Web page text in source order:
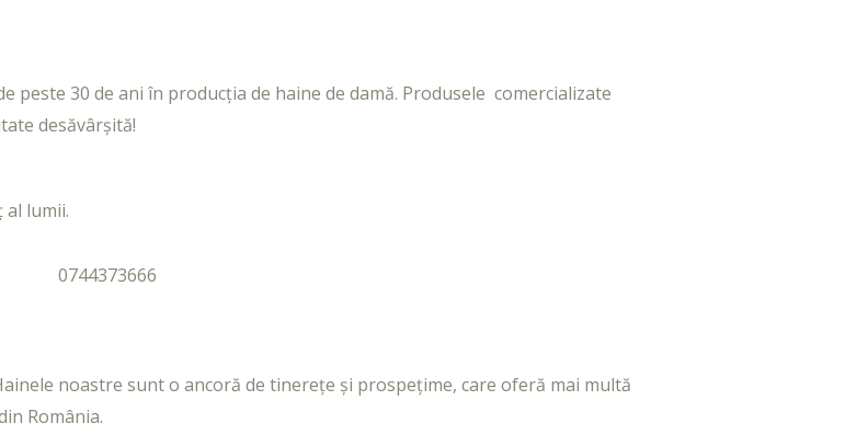
30 de ani în producția de haine de damă. Produsele comercializate
desăvârșită!
lumii.
0744373666
noastre sunt o ancoră de tinerețe și prospețime, care oferă mai multă
România.